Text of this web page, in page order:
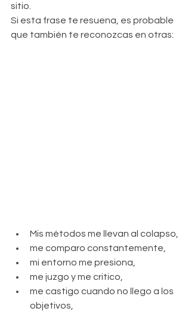
sitio.
Si esta frase te resuena, es probable
que también te reconozcas en otras:
Mis métodos me llevan al colapso,
me comparo constantemente,
mi entorno me presiona,
me juzgo y me critico,
me castigo cuando no llego a los
objetivos,